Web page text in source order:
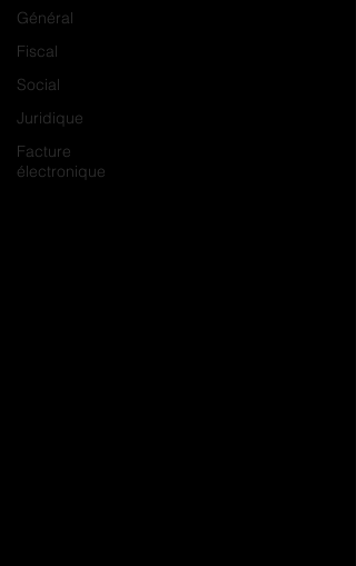
Général
Fiscal
Social
Juridique
Facture
électronique